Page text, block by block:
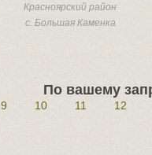
Красноярский район
с. Большая Каменка
По вашему
9 10 11 12